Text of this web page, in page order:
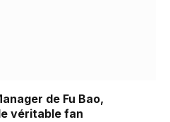
de Fu Bao,
véritable fan